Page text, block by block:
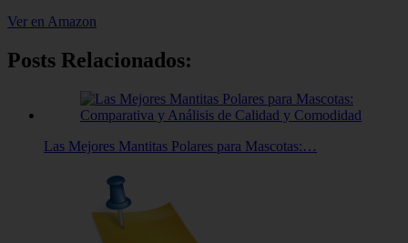
Ver en Amazon
Posts Relacionados:
Las Mejores Mantitas Polares para Mascotas:…